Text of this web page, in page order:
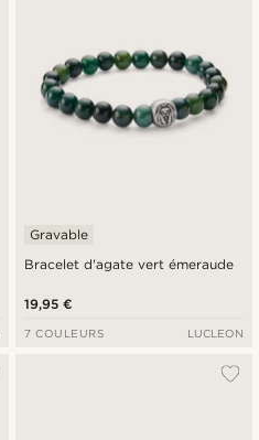
Bracelet d'agate vert émeraude
Gravable
19,95 €
7 COULEURS LUCLEON